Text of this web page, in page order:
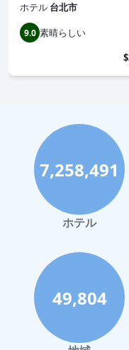
ホテル 台北市
9.0 素晴らしい
7,258,491
ホテル
49,804